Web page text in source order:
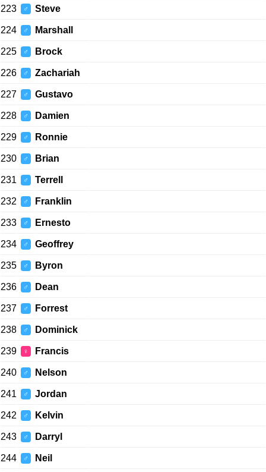
223 ♂ Steve
224 ♂ Marshall
225 ♂ Brock
226 ♂ Zachariah
227 ♂ Gustavo
228 ♂ Damien
229 ♂ Ronnie
230 ♂ Brian
231 ♂ Terrell
232 ♂ Franklin
233 ♂ Ernesto
234 ♂ Geoffrey
235 ♂ Byron
236 ♂ Dean
237 ♂ Forrest
238 ♂ Dominick
239 ♀ Francis
240 ♂ Nelson
241 ♂ Jordan
242 ♂ Kelvin
243 ♂ Darryl
244 ♂ Neil